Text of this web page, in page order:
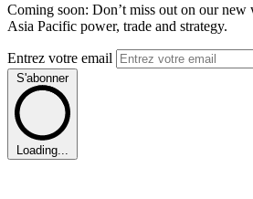
Coming soon: Don’t miss out on our
Asia Pacific power, trade and strategy.
Entrez votre email
S'abonner
Loading...